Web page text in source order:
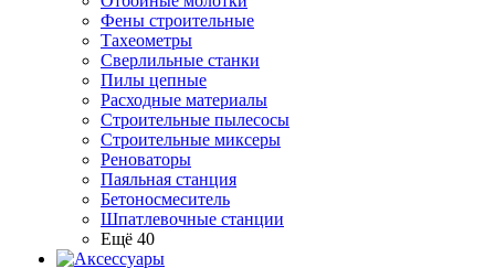
Фены строительные
Тахеометры
Сверлильные станки
Пилы цепные
Расходные материалы
Строительные пылесосы
Строительные миксеры
Реноваторы
Паяльная станция
Бетоносмеситель
Шпатлевочные станции
Ещё 40